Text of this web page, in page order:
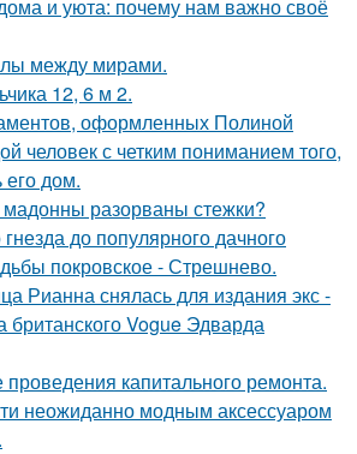
и уюта: почему нам важно своё
между мирами.
12, 6 м 2.
оформленных Полиной
человек с четким пониманием того,
дом.
разорваны стежки?
до популярного дачного
покровское - Стрешнево.
Рианна снялась для издания экс -
британского Vogue Эдварда
проведения капитального ремонта.
неожиданно модным аксессуаром